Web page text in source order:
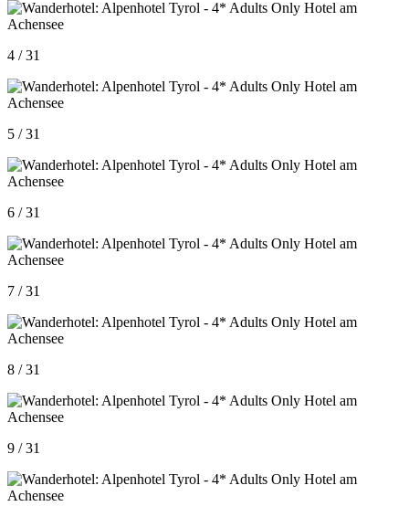
4 / 31
5 / 31
6 / 31
7 / 31
8 / 31
9 / 31